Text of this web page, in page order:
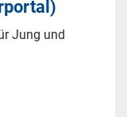
Jung und